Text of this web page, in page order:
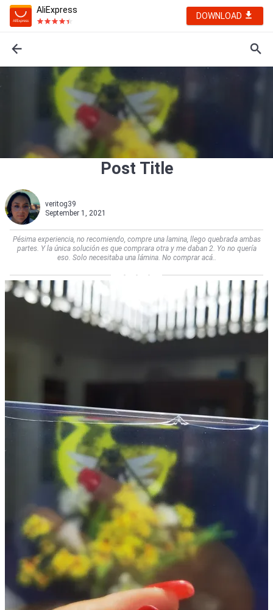
AliExpress
DOWNLOAD
Post Title
veritog39
September 1, 2021
Pésima experiencia, no recomiendo, compre una lamina, llego quebrada ambas
partes. Y la única solución es que comprara otra y me daban 2. Yo no quería
eso. Solo necesitaba una lámina. No comprar acá..